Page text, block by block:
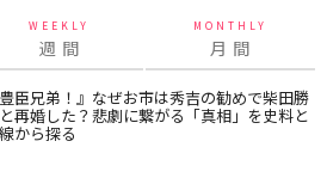
WEEKLY
週 間
MONTHLY
月 間
豊臣兄弟！』なぜお市は秀吉の勧めで柴田勝
再婚した？悲劇に繋がる「真相」を史料と
から探る